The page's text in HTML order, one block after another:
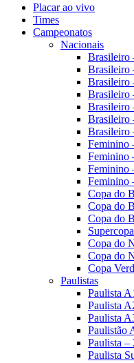
Placar ao vivo
Times
Campeonatos
Nacionais
Brasileiro
Brasileiro
Brasileiro
Brasileiro
Brasileiro
Brasileiro
Brasileiro
Feminino
Feminino
Feminino
Feminino
Copa do
Copa do
Copa do
Copa do
Copa do
Copa
Paulistas
Paulista
Paulista
Paulista
Paulistão
Paulista –
Paulista